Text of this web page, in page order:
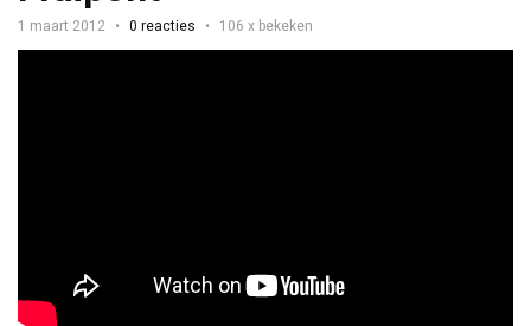
1 maart 2012 0 reacties 106 x bekeken